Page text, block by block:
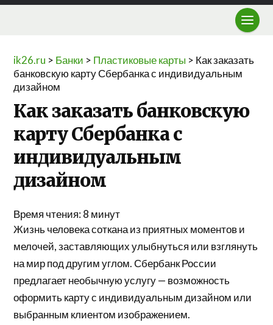
ik26.ru > Банки > Пластиковые карты > Как заказать
банковскую карту Сбербанка с индивидуальным
дизайном
Как заказать банковскую
карту Сбербанка с
индивидуальным
дизайном
Время чтения:8 минут
Жизнь человека соткана из приятных моментов и
мелочей, заставляющих улыбнуться или взглянуть
на мир под другим углом. Сбербанк России
предлагает необычную услугу — возможность
оформить карту с индивидуальным дизайном или
выбранным клиентом изображением.